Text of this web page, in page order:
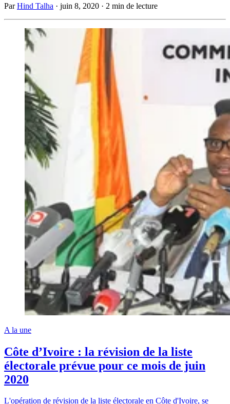
ParHind Talha · juin 8, 2020 · 2 min de lecture
A la une
Côte d’Ivoire : la révision de la liste
électorale prévue pour ce mois de juin
2020
L'opération de révision de la liste électorale en Côte d'Ivoire, se